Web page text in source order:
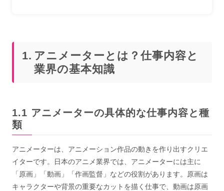
アニメーターとは？仕事内容と
業界の基本知識
アニメーターの具体的な仕事内容と種
類
アニメーターは、アニメーション作品の動きを作り出すクリエ
イターです。日本のアニメ業界では、アニメーターには主に
「原画」「動画」「作画監督」などの役割があります。原画は
キャラクターや背景の重要なカットを描く仕事で、動画は原画